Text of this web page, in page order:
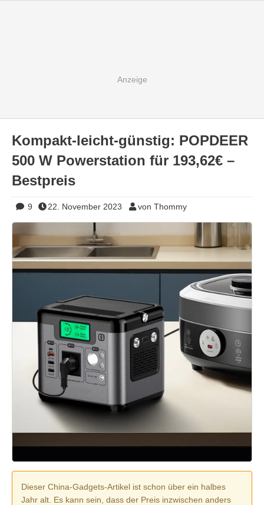
Kompakt-leicht-günstig: POPDEER
500 W Powerstation für 193,62€ –
Bestpreis
9 22. November 2023 von Thommy
Dieser China-Gadgets-Artikel ist schon über ein halbes
Jahr alt. Es kann sein, dass der Preis inzwischen anders